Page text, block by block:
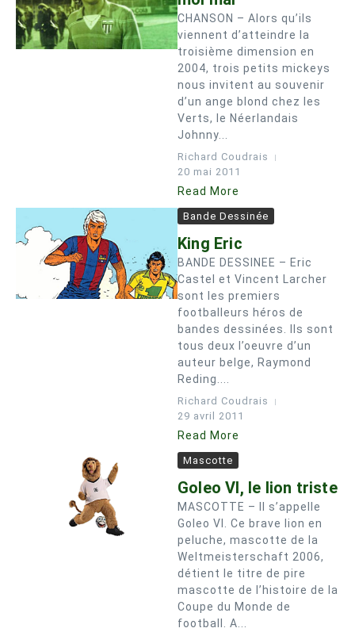
CHANSON – Alors qu’ils
viennent d’atteindre la
troisième dimension en
2004, trois petits mickeys
nous invitent au souvenir
d’un ange blond chez les
Verts, le Néerlandais
Johnny...
Richard Coudrais
20 mai 2011
Read More
Bande Dessinée
King Eric
BANDE DESSINEE – Eric
Castel et Vincent Larcher
sont les premiers
footballeurs héros de
bandes dessinées. Ils sont
tous deux l’oeuvre d’un
auteur belge, Raymond
Reding....
Richard Coudrais
29 avril 2011
Read More
Mascotte
Goleo VI, le lion triste
MASCOTTE – Il s’appelle
Goleo VI. Ce brave lion en
peluche, mascotte de la
Weltmeisterschaft 2006,
détient le titre de pire
mascotte de l’histoire de la
Coupe du Monde de
football. A...